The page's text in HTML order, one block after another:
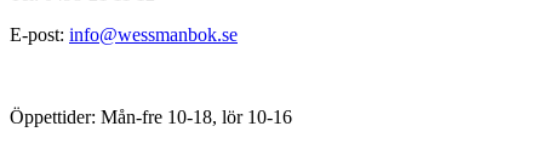
E-post: info@wessmanbok.se
Öppettider: Mån-fre 10-18, lör 10-16